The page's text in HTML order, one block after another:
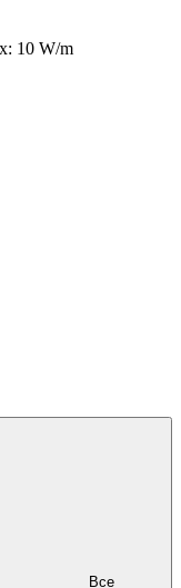
10 W/m